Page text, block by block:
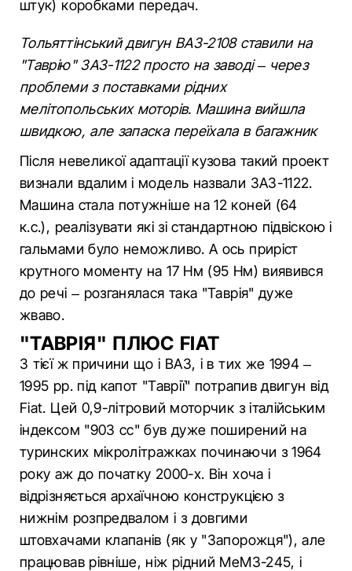
штук) коробками передач.
Тольяттінський двигун ВАЗ-2108 ставили на
"Таврію" ЗАЗ-1122 просто на заводі – через
проблеми з поставками рідних
мелітопольських моторів. Машина вийшла
швидкою, але запаска переїхала в багажник
Після невеликої адаптації кузова такий проект
визнали вдалим і модель назвали ЗАЗ-1122.
Машина стала потужніше на 12 коней (64
к.с.), реалізувати які зі стандартною підвіскою і
гальмами було неможливо. А ось приріст
крутного моменту на 17 Нм (95 Нм) виявився
до речі – розганялася така "Таврія" дуже
жваво.
"ТАВРІЯ" ПЛЮС FIAT
З тієї ж причини що і ВАЗ, і в тих же 1994 –
1995 рр. під капот "Таврії" потрапив двигун від
Fiat. Цей 0,9-літровий моторчик з італійським
індексом "903 сс" був дуже поширений на
туринских мікролітражках починаючи з 1964
року аж до початку 2000-х. Він хоча і
відрізняється архаїчною конструкцією з
нижнім розпредвалом і з довгими
штовхачами клапанів (як у "Запорожця"), але
працював рівніше, ніж рідний МеМЗ-245, і